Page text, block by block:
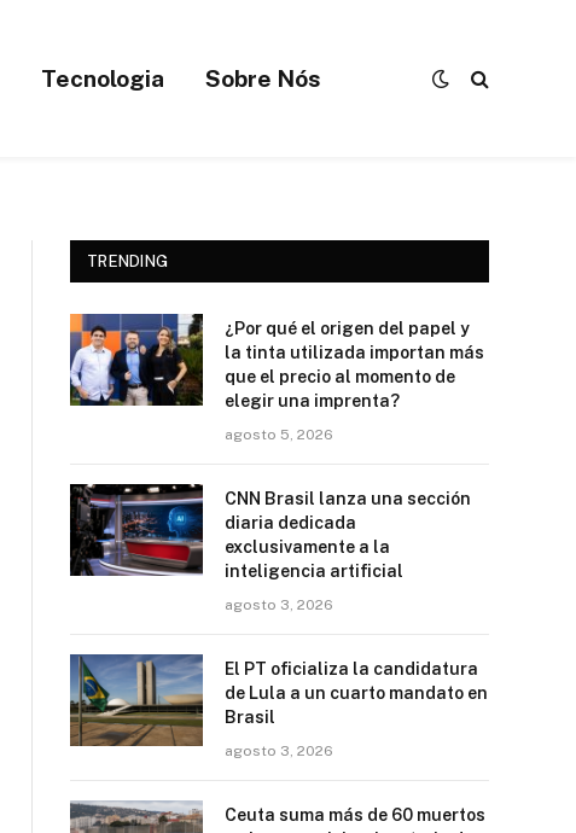
Tecnologia Sobre Nós
TRENDING
¿Por qué el origen del papel y
la tinta utilizada importan más
que el precio al momento de
elegir una imprenta?
agosto 5, 2026
CNN Brasil lanza una sección
diaria dedicada
exclusivamente a la
inteligencia artificial
agosto 3, 2026
El PT oficializa la candidatura
de Lula a un cuarto mandato en
Brasil
agosto 3, 2026
Ceuta suma más de 60 muertos